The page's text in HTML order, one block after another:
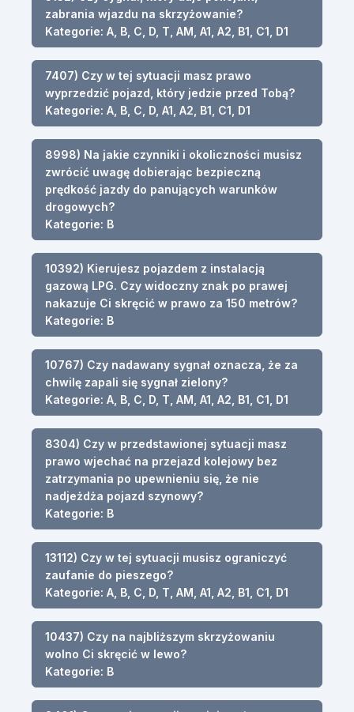
zabrania wjazdu na skrzyżowanie?
Kategorie: A, B, C, D, T, AM, A1, A2, B1, C1, D1
7407) Czy w tej sytuacji masz prawo
wyprzedzić pojazd, który jedzie przed Tobą?
Kategorie: A, B, C, D, A1, A2, B1, C1, D1
8998) Na jakie czynniki i okoliczności musisz
zwrócić uwagę dobierając bezpieczną
prędkość jazdy do panujących warunków
drogowych?
Kategorie: B
10392) Kierujesz pojazdem z instalacją
gazową LPG. Czy widoczny znak po prawej
nakazuje Ci skręcić w prawo za 150 metrów?
Kategorie: B
10767) Czy nadawany sygnał oznacza, że za
chwilę zapali się sygnał zielony?
Kategorie: A, B, C, D, T, AM, A1, A2, B1, C1, D1
8304) Czy w przedstawionej sytuacji masz
prawo wjechać na przejazd kolejowy bez
zatrzymania po upewnieniu się, że nie
nadjeżdża pojazd szynowy?
Kategorie: B
13112) Czy w tej sytuacji musisz ograniczyć
zaufanie do pieszego?
Kategorie: A, B, C, D, T, AM, A1, A2, B1, C1, D1
10437) Czy na najbliższym skrzyżowaniu
wolno Ci skręcić w lewo?
Kategorie: B